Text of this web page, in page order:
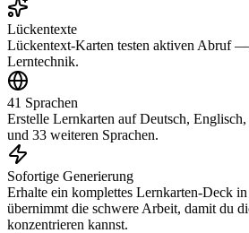
Lückentexte
Lückentext-Karten testen aktiven Abruf
Lerntechnik.
41 Sprachen
Erstelle Lernkarten auf Deutsch, Englisch,
und 33 weiteren Sprachen.
Sofortige Generierung
Erhalte ein komplettes Lernkarten-Deck
übernimmt die schwere Arbeit, damit du
konzentrieren kannst.